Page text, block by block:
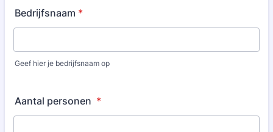
Bedrijfsnaam *
Geef hier je bedrijfsnaam op
Aantal personen *